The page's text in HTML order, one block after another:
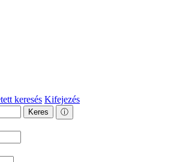
keresés Kifejezés
Keres ⓘ